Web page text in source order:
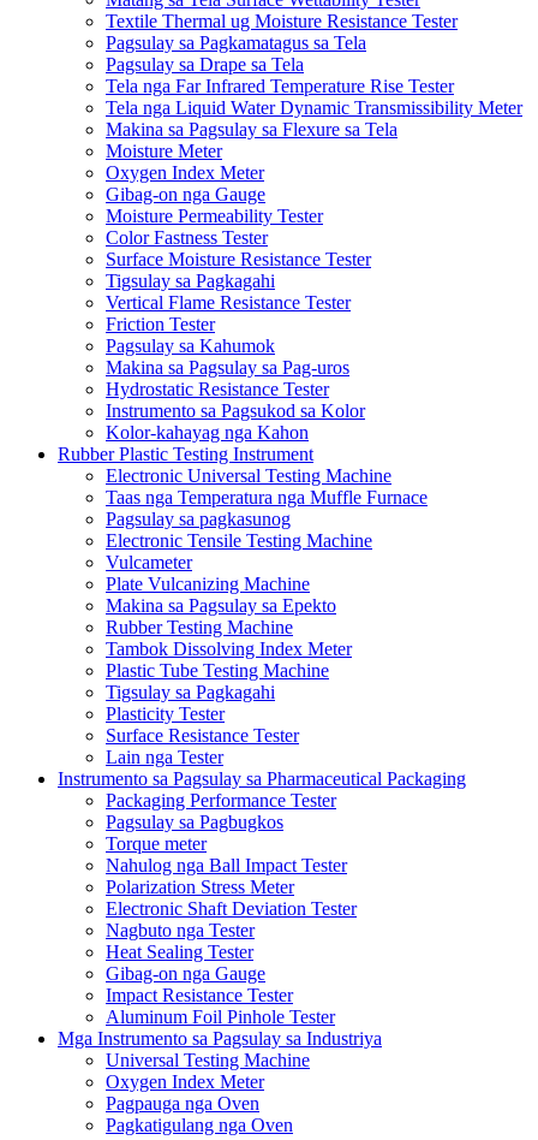
Textile Thermal ug Moisture Resistance Tester
Pagsulay sa Pagkamatagus sa Tela
Pagsulay sa Drape sa Tela
Tela nga Far Infrared Temperature Rise Tester
Tela nga Liquid Water Dynamic Transmissibility Meter
Makina sa Pagsulay sa Flexure sa Tela
Moisture Meter
Oxygen Index Meter
Gibag-on nga Gauge
Moisture Permeability Tester
Color Fastness Tester
Surface Moisture Resistance Tester
Tigsulay sa Pagkagahi
Vertical Flame Resistance Tester
Friction Tester
Pagsulay sa Kahumok
Makina sa Pagsulay sa Pag-uros
Hydrostatic Resistance Tester
Instrumento sa Pagsukod sa Kolor
Kolor-kahayag nga Kahon
Rubber Plastic Testing Instrument
Electronic Universal Testing Machine
Taas nga Temperatura nga Muffle Furnace
Pagsulay sa pagkasunog
Electronic Tensile Testing Machine
Vulcameter
Plate Vulcanizing Machine
Makina sa Pagsulay sa Epekto
Rubber Testing Machine
Tambok Dissolving Index Meter
Plastic Tube Testing Machine
Tigsulay sa Pagkagahi
Plasticity Tester
Surface Resistance Tester
Lain nga Tester
Instrumento sa Pagsulay sa Pharmaceutical Packaging
Packaging Performance Tester
Pagsulay sa Pagbugkos
Torque meter
Nahulog nga Ball Impact Tester
Polarization Stress Meter
Electronic Shaft Deviation Tester
Nagbuto nga Tester
Heat Sealing Tester
Gibag-on nga Gauge
Impact Resistance Tester
Aluminum Foil Pinhole Tester
Mga Instrumento sa Pagsulay sa Industriya
Universal Testing Machine
Oxygen Index Meter
Pagpauga nga Oven
Pagkatigulang nga Oven